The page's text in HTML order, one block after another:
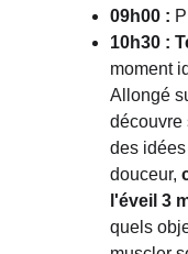
09h00 :
10h30 :
moment
Allongé
découvre
des
douceur,
l'éveil 3
quels